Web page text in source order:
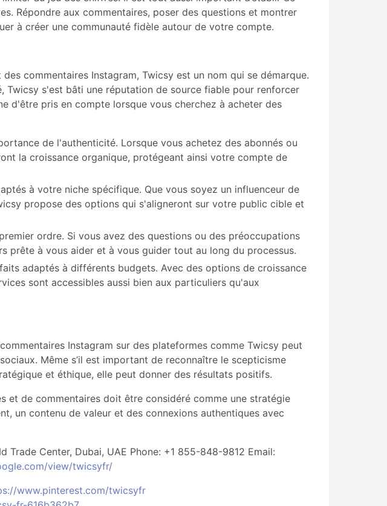
Répondre aux commentaires, poser des questions et montrer
à créer une communauté fidèle autour de votre compte.
commentaires Instagram, Twicsy est un nom qui se démarque.
Twicsy s'est bâti une réputation de source fiable pour renforcer
d'être pris en compte lorsque vous cherchez à acheter des
de l'authenticité. Lorsque vous achetez des abonnés ou
la croissance organique, protégeant ainsi votre compte de
à votre niche spécifique. Que vous soyez un influenceur de
propose des options qui s'aligneront sur votre public cible et
ordre. Si vous avez des questions ou des préoccupations
prête à vous aider et à vous guider tout au long du processus.
adaptés à différents budgets. Avec des options de croissance
sont accessibles aussi bien aux particuliers qu'aux
Instagram sur des plateformes comme Twicsy peut
Même s’il est important de reconnaître le scepticisme
et éthique, elle peut donner des résultats positifs.
et de commentaires doit être considéré comme une stratégie
un contenu de valeur et des connexions authentiques avec
Trade Center, Dubai, UAE Phone: +1 855-848-9812 Email:
view/twicsyfr/
www.pinterest.com/twicsyfr